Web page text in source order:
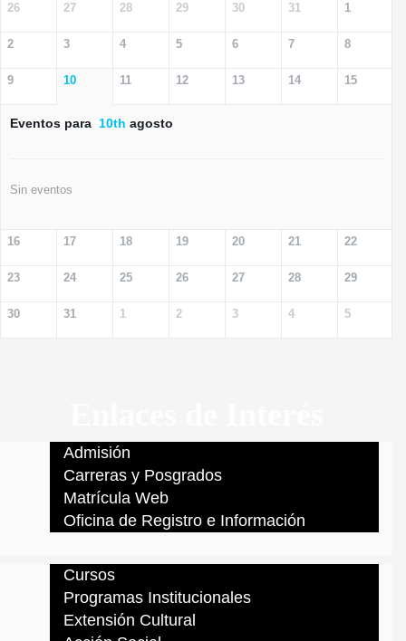
26 27 28 29 30 31 1
2 3 4 5 6 7 8
9 10 11 12 13 14 15
Eventos para 10th agosto
Sin eventos
16 17 18 19 20 21 22
23 24 25 26 27 28 29
30 31 1 2 3 4 5
Admisión
Carreras y Posgrados
Matrícula Web
Oficina de Registro e Información
Cursos
Programas Institucionales
Extensión Cultural